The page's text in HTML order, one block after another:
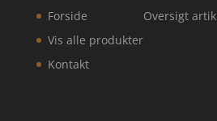
Forside
Vis alle produkter
Kontakt
Oversigt